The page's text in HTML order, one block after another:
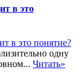
в это
одну
Читать»